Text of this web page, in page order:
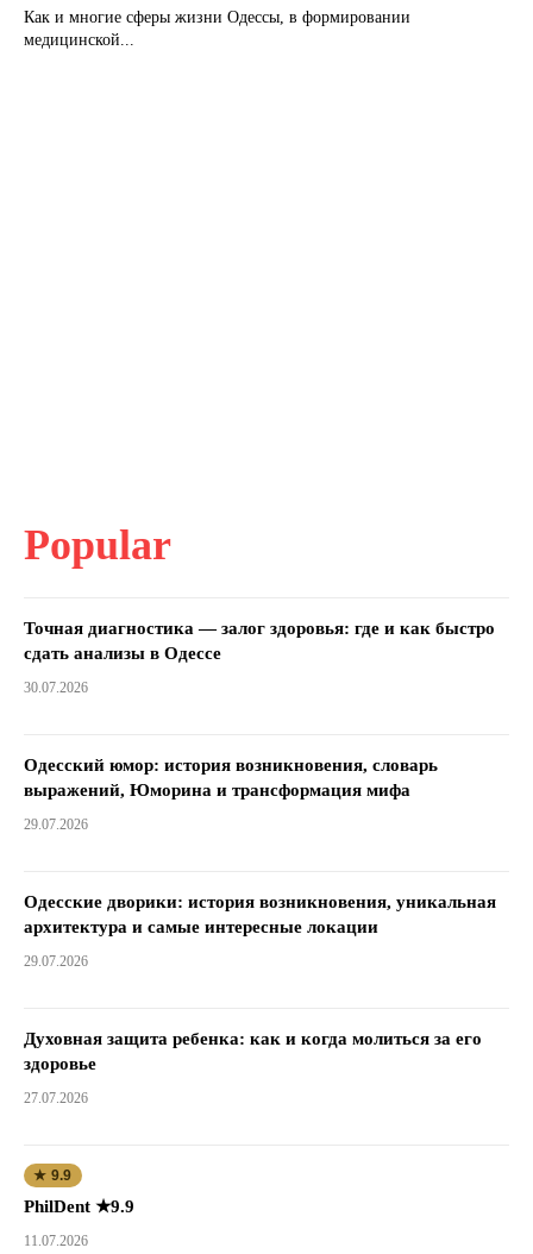
Как и многие сферы жизни Одессы, в формировании
медицинской...
Popular
Точная диагностика — залог здоровья: где и как быстро
сдать анализы в Одессе
30.07.2026
Одесский юмор: история возникновения, словарь
выражений, Юморина и трансформация мифа
29.07.2026
Одесские дворики: история возникновения, уникальная
архитектура и самые интересные локации
29.07.2026
Духовная защита ребенка: как и когда молиться за его
здоровье
27.07.2026
★ 9.9
PhilDent ★9.9
11.07.2026